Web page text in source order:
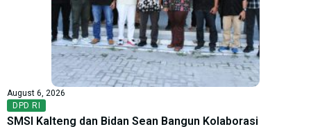
August 6, 2026
DPD RI
SMSI Kalteng dan Bidan Sean Bangun Kolaborasi